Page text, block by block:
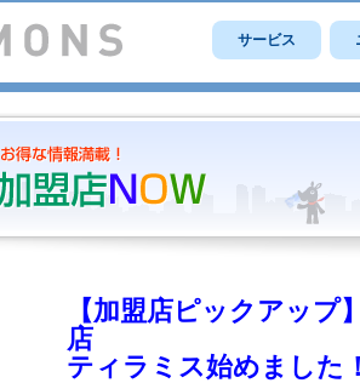
サービス
【加盟店ピックアップ
店
ティラミス始めました